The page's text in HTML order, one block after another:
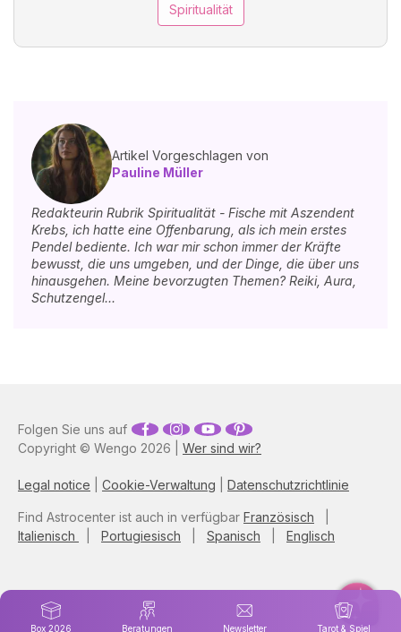
Spiritualität
Artikel Vorgeschlagen von
Pauline Müller
Redakteurin Rubrik Spiritualität - Fische mit Aszendent
Krebs, ich hatte eine Offenbarung, als ich mein erstes
Pendel bediente. Ich war mir schon immer der Kräfte
bewusst, die uns umgeben, und der Dinge, die über uns
hinausgehen. Meine bevorzugten Themen? Reiki, Aura,
Schutzengel...
Box 2026 Beratungen Newsletter Tarot & Spiel
Copyright © Wengo 2026 | Wer sind wir?
Legal notice Cookie-Verwaltung Datenschutzrichtlinie
Folgen Sie uns auf
Find Astrocenter ist auch in verfügbar Französisch
Italienisch
Portugiesisch Spanisch Englisch